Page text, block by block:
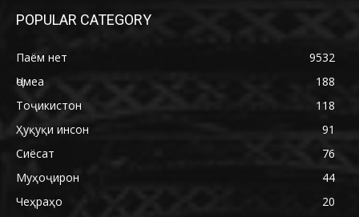
POPULAR CATEGORY
Паём нет
9532
Ҷомеа
188
Тоҷикистон
118
Ҳуқуқи инсон
91
Сиёсат
76
Муҳоҷирон
44
Чеҳраҳо
20